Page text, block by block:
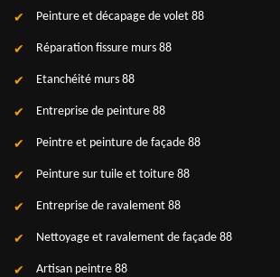
Peinture et décapage de volet 88
Réparation fissure murs 88
Etanchéité murs 88
Entreprise de peinture 88
Peintre et peinture de façade 88
Peinture sur tuile et toiture 88
Entreprise de ravalement 88
Nettoyage et ravalement de façade 88
Artisan peintre 88